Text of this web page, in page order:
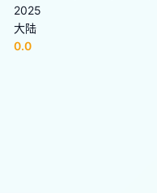
2025
大陆
0.0